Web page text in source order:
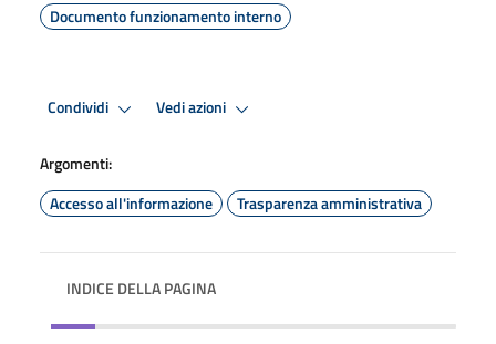
Documento funzionamento interno
Condividi Vedi azioni
Argomenti:
Accesso all'informazione
Trasparenza amministrativa
INDICE DELLA PAGINA